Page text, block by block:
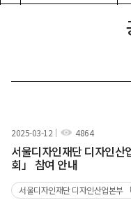
2025-03-12 4864
서울디자인재단 디자인산
회」 참여 안내
서울디자인재단 디자인산업본부